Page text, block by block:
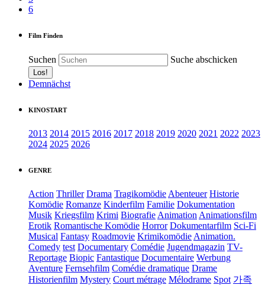
6
Film Finden
Suchen Suche abschicken
Demnächst
KINOSTART
2013 2014 2015 2016 2017 2018 2019 2020 2021 2022 2023
2024 2025 2026
GENRE
Action Thriller Drama Tragikomödie Abenteuer Historie
Komödie Romanze Kinderfilm Familie Dokumentation
Musik Kriegsfilm Krimi Biografie Animation Animationsfilm
Erotik Romantische Komödie Horror Dokumentarfilm Sci-Fi
Musical Fantasy Roadmovie Krimikomödie Animation.
Comedy test Documentary Comédie Jugendmagazin TV-
Reportage Biopic Fantastique Documentaire Werbung
Aventure Fernsehfilm Comédie dramatique Drame
Historienfilm Mystery Court métrage Mélodrame Spot 가족